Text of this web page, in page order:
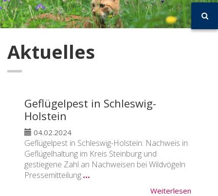
Aktuelles
Geflügelpest in Schleswig-
Holstein
04.02.2024
Geflügelpest in Schleswig-Holstein: Nachweis in
Geflügelhaltung im Kreis Steinburg und
gestiegene Zahl an Nachweisen bei Wildvögeln
Pressemitteilung...
Weiterlesen